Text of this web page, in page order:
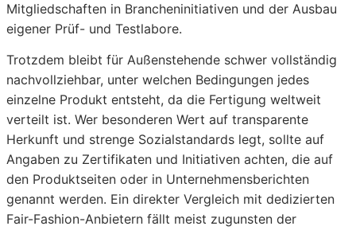
Mitgliedschaften in Brancheninitiativen und der Ausbau
eigener Prüf- und Testlabore.
Trotzdem bleibt für Außenstehende schwer vollständig
nachvollziehbar, unter welchen Bedingungen jedes
einzelne Produkt entsteht, da die Fertigung weltweit
verteilt ist. Wer besonderen Wert auf transparente
Herkunft und strenge Sozialstandards legt, sollte auf
Angaben zu Zertifikaten und Initiativen achten, die auf
den Produktseiten oder in Unternehmensberichten
genannt werden. Ein direkter Vergleich mit dedizierten
Fair-Fashion-Anbietern fällt meist zugunsten der